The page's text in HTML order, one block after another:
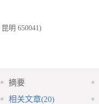
明 650041)
摘要
相关文章(20)